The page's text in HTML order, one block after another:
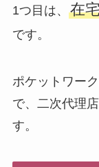
1つ目は、 在
です。
ポケットワー
で、二次代理
す。